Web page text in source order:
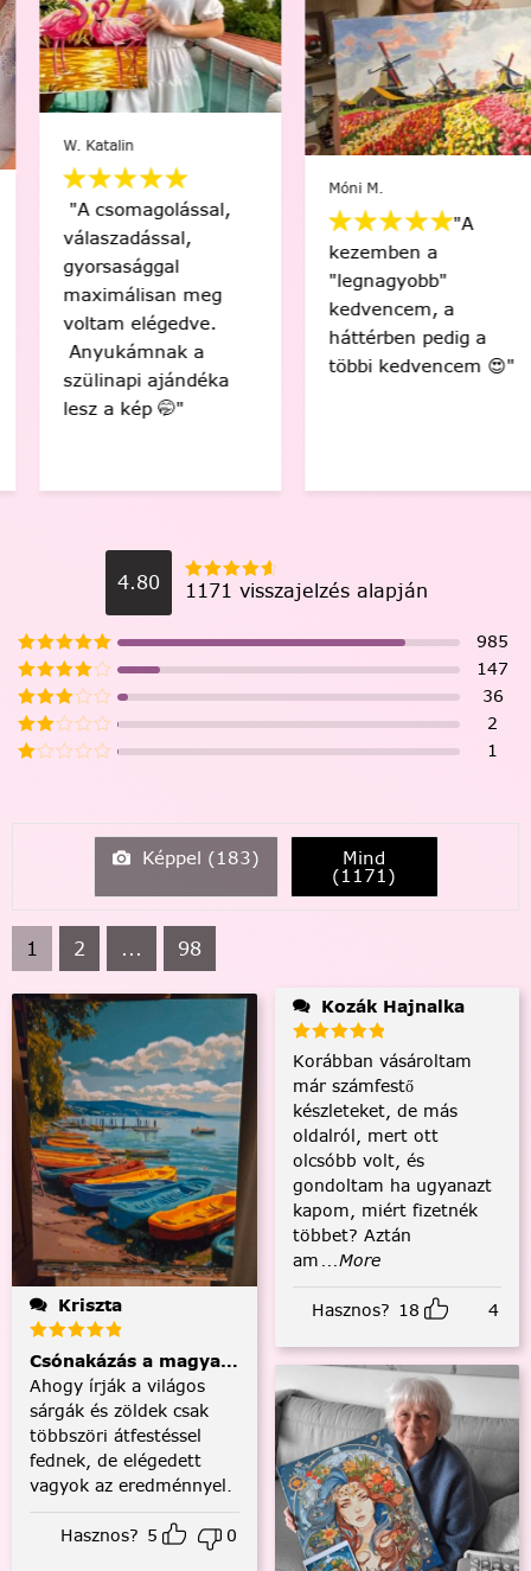
W. Katalin
"A csomagolással,
válaszadással,
gyorsasággal
maximálisan meg
voltam elégedve.
Anyukámnak a
szülinapi ajándéka
lesz a kép 🤭"
Móni M.
"A
kezemben a
"legnagyobb"
kedvencem, a
háttérben pedig a
többi kedvencem 😍"
4.80 1171 visszajelzés alapján
985
147
36
2
1
Képpel (183) Mind
(1171)
1 2 ... 98
Kriszta
Csónakázás a magyar tengeren
Ahogy írják a világos
sárgák és zöldek csak
többszöri átfestéssel
fednek, de elégedett
vagyok az eredménnyel.
Hasznos? 5 0
Kozák Hajnalka
Korábban vásároltam
már számfestő
készleteket, de más
oldalról, mert ott
olcsóbb volt, és
gondoltam ha ugyanazt
kapom, miért fizetnék
többet? Aztán
am ...More
Hasznos? 18 4